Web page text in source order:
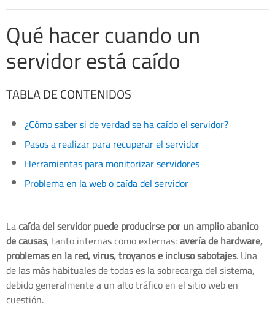
Qué hacer cuando un
servidor está caído
TABLA DE CONTENIDOS
¿Cómo saber si de verdad se ha caído el servidor?
Pasos a realizar para recuperar el servidor
Herramientas para monitorizar servidores
Problema en la web o caída del servidor
Lacaída del servidor puede producirse por un amplio abanico
de causas, tanto internas como externas:avería de hardware,
problemas en la red, virus, troyanos e incluso sabotajes. Una
de las más habituales de todas es la sobrecarga del sistema,
debido generalmente a un alto tráfico en el sitio web en
cuestión.